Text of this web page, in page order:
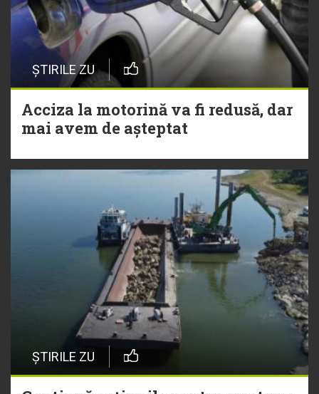
ȘTIRILE ZU
Acciza la motorină va fi redusă, dar
mai avem de așteptat
ȘTIRILE ZU